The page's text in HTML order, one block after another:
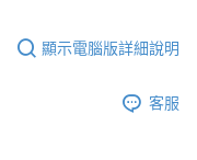
顯示電腦版詳細說明
客服